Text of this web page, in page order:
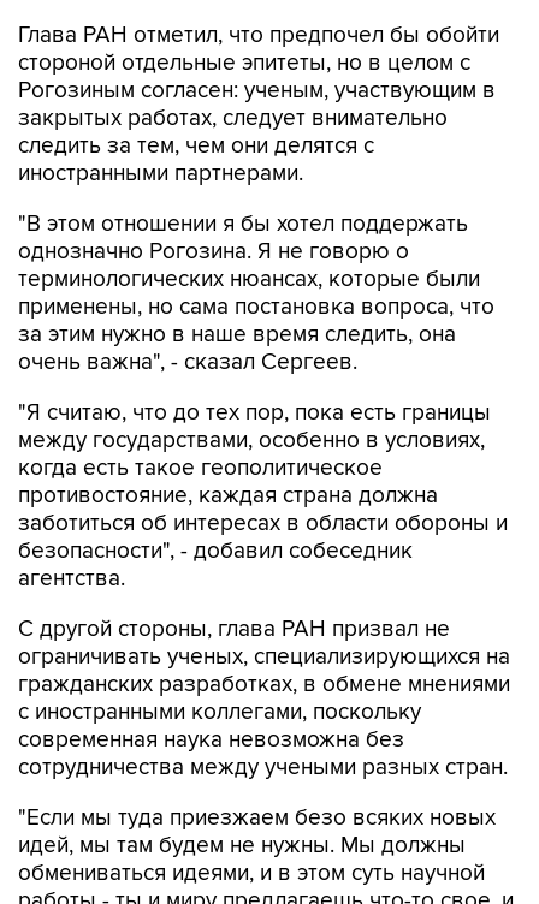
Глава РАН отметил, что предпочел бы обойти
стороной отдельные эпитеты, но в целом с
Рогозиным согласен: ученым, участвующим в
закрытых работах, следует внимательно
следить за тем, чем они делятся с
иностранными партнерами.
"В этом отношении я бы хотел поддержать
однозначно Рогозина. Я не говорю о
терминологических нюансах, которые были
применены, но сама постановка вопроса, что
за этим нужно в наше время следить, она
очень важна", - сказал Сергеев.
"Я считаю, что до тех пор, пока есть границы
между государствами, особенно в условиях,
когда есть такое геополитическое
противостояние, каждая страна должна
заботиться об интересах в области обороны и
безопасности", - добавил собеседник
агентства.
С другой стороны, глава РАН призвал не
ограничивать ученых, специализирующихся на
гражданских разработках, в обмене мнениями
с иностранными коллегами, поскольку
современная наука невозможна без
сотрудничества между учеными разных стран.
"Если мы туда приезжаем безо всяких новых
идей, мы там будем не нужны. Мы должны
обмениваться идеями, и в этом суть научной